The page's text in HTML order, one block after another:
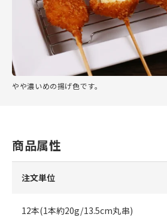
やや濃いめの揚げ色です。
商品属性
注文単位
12本(1本約20g/13.5cm丸串)